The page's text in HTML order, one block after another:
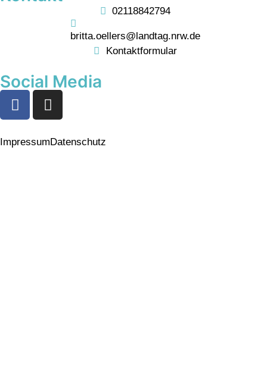
02118842794
britta.oellers@landtag.nrw.de
Kontaktformular
Social Media
Impressum Datenschutz